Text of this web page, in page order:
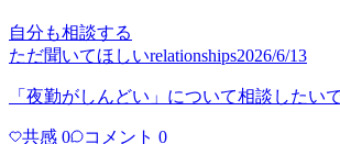
自分も相談する
ただ聞いてほしいrelationships2026/6/13
「夜勤がしんどい」について相談したい
共感 0 コメント 0